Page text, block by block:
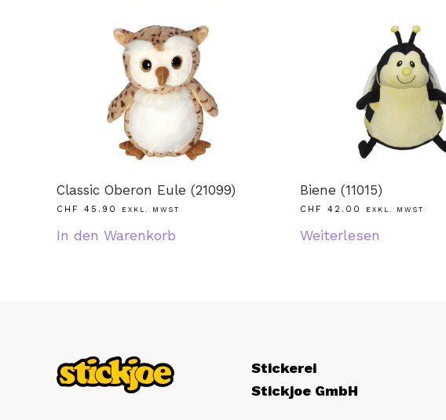
Classic Oberon Eule (21099)
CHF 45.90 EXKL. MWST
In den Warenkorb
Biene (11015)
CHF 42.00 EXKL. MWST
Weiterlesen
Stickerei
Stickjoe GmbH